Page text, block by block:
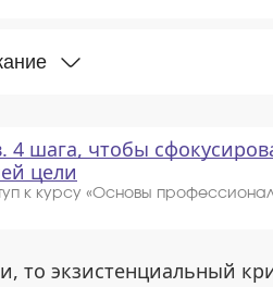
шага, чтобы
цели
к курсу «Основы
то экзистенциальный